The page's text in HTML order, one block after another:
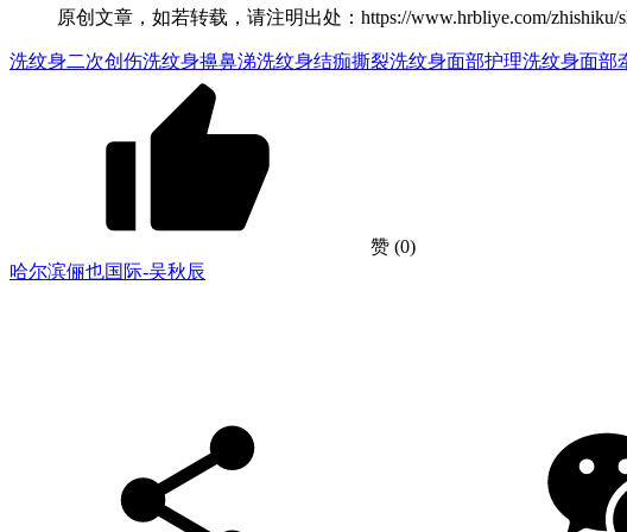
原创文章，如若转载，请注明出处：https://www.hrbliye.com/zhishiku/
洗纹身二次创伤洗纹身擤鼻涕洗纹身结痂撕裂洗纹身面部护理洗纹身面部
赞 (0)
哈尔滨俪也国际-吴秋辰